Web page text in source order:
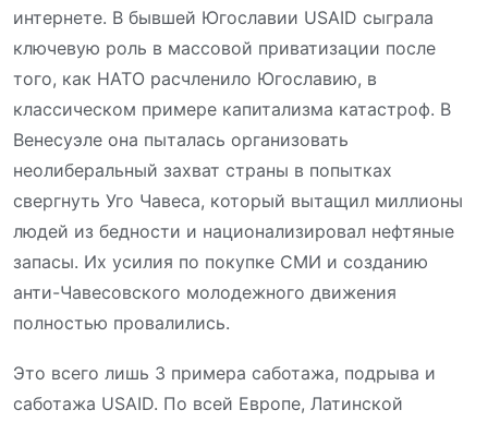
интернете. В бывшей Югославии USAID сыграла
ключевую роль в массовой приватизации после
того, как НАТО расчленило Югославию, в
классическом примере капитализма катастроф. В
Венесуэле она пыталась организовать
неолиберальный захват страны в попытках
свергнуть Уго Чавеса, который вытащил миллионы
людей из бедности и национализировал нефтяные
запасы. Их усилия по покупке СМИ и созданию
анти-Чавесовского молодежного движения
полностью провалились.
Это всего лишь 3 примера саботажа, подрыва и
саботажа USAID. По всей Европе, Латинской